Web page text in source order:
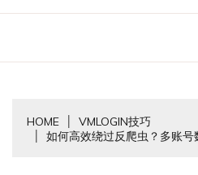
HOME
VMLOGIN技巧
如何高效绕过反爬虫？多账